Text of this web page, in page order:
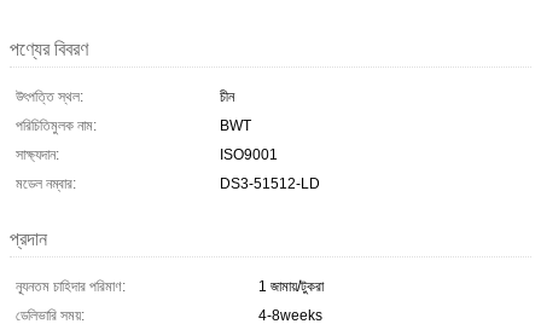
পণ্যের বিবরণ
উৎপত্তি স্থল:
চীন
পরিচিতিমুলক নাম:
BWT
সাক্ষ্যদান:
ISO9001
মডেল নম্বার:
DS3-51512-LD
প্রদান
ন্যূনতম চাহিদার পরিমাণ:
1 জামায়/টুকরা
ডেলিভারি সময়:
4-8weeks